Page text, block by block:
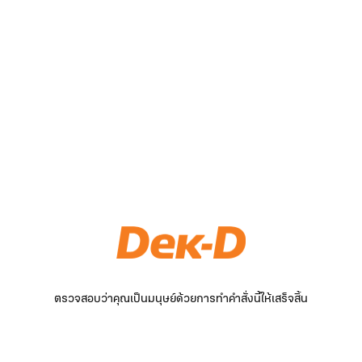
ตรวจสอบว่าคุณเป็นมนุษย์ด้วยการทำคำสั่งนี้ให้เสร็จสิ้น